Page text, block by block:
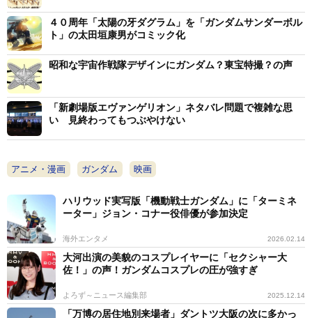
3/3
入場者特典コマフィルム
４０周年「太陽の牙ダグラム」を「ガンダムサンダーボル
ト」の太田垣康男がコミック化
昭和な宇宙作戦隊デザインにガンダム？東宝特撮？の声
「新劇場版エヴァンゲリオン」ネタバレ問題で複雑な思
い 見終わってもつぶやけない
アニメ・漫画 ガンダム 映画
ハリウッド実写版「機動戦士ガンダム」に「ターミネ
ーター」ジョン・コナー役俳優が参加決定
海外エンタメ 2026.02.14
大河出演の美貌のコスプレイヤーに「セクシャー大
佐！」の声！ガンダムコスプレの圧が強すぎ
よろず～ニュース編集部 2025.12.14
「万博の居住地別来場者」ダントツ大阪の次に多かっ